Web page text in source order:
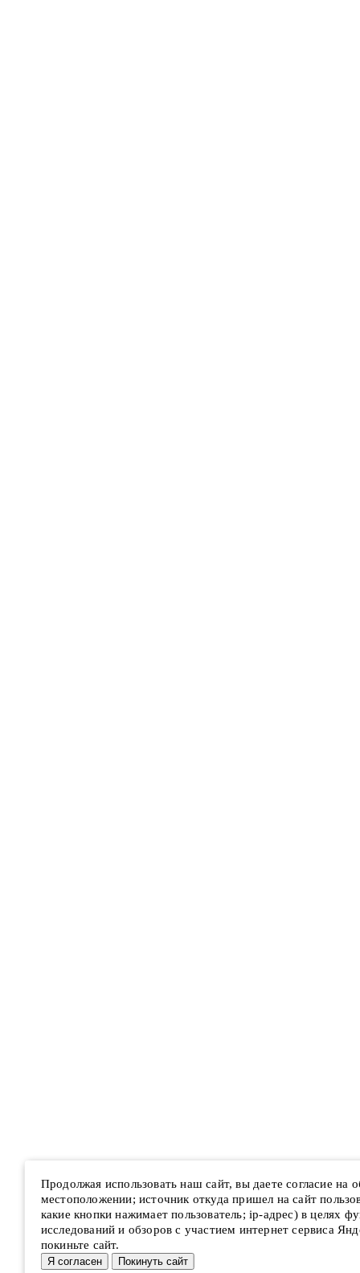
Продолжая использовать наш сайт, вы даете согласие на
местоположении; источник откуда пришел на сайт
какие кнопки нажимает пользователь; ip-адрес) в целях
исследований и обзоров с участием интернет сервиса
покиньте сайт.
Я согласен Покинуть сайт